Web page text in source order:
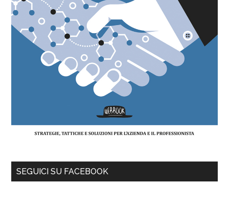
SEGUICI SU FACEBOOK